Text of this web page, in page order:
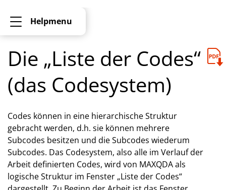
Helpmenu
Die „Liste der Codes“
(das Codesystem)
Codes können in eine hierarchische Struktur
gebracht werden, d.h. sie können mehrere
Subcodes besitzen und die Subcodes wiederum
Subcodes. Das Codesystem, also alle im Verlauf der
Arbeit definierten Codes, wird von MAXQDA als
logische Struktur im Fenster „Liste der Codes“